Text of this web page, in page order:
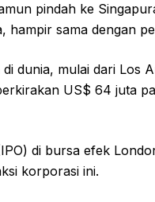
pindah ke
sama dengan
dunia, mulai dari Los
US$ 64 juta
di bursa efek
korporasi ini.